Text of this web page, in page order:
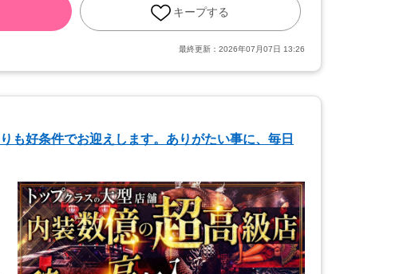
キープする
最終更新： 2026年07月07日 13:26
も好条件でお迎えします。ありがたい事に、毎日